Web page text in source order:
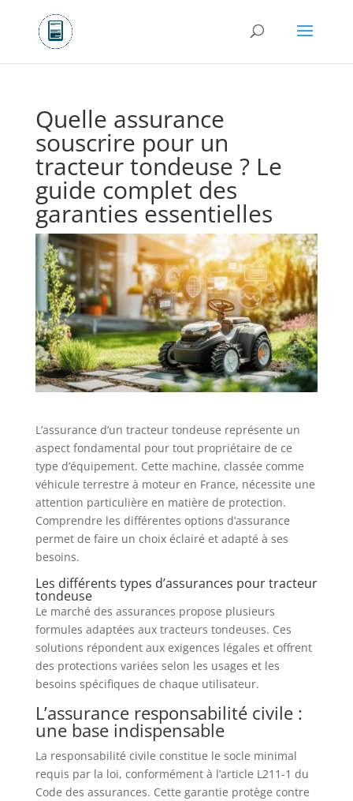
Quelle assurance
souscrire pour un
tracteur tondeuse ? Le
guide complet des
garanties essentielles
L’assurance d’un tracteur tondeuse représente un
aspect fondamental pour tout propriétaire de ce
type d’équipement. Cette machine, classée comme
véhicule terrestre à moteur en France, nécessite une
attention particulière en matière de protection.
Comprendre les différentes options d’assurance
permet de faire un choix éclairé et adapté à ses
besoins.
Les différents types d’assurances pour tracteur
tondeuse
Le marché des assurances propose plusieurs
formules adaptées aux tracteurs tondeuses. Ces
solutions répondent aux exigences légales et offrent
des protections variées selon les usages et les
besoins spécifiques de chaque utilisateur.
L’assurance responsabilité civile :
une base indispensable
La responsabilité civile constitue le socle minimal
requis par la loi, conformément à l’article L211-1 du
Code des assurances. Cette garantie protège contre